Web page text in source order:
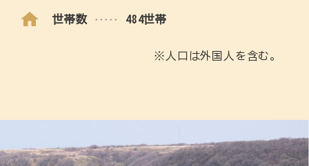
世帯数 484世帯
※人口は外国人を含む。